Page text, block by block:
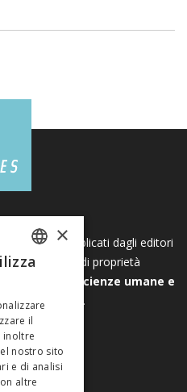
le riviste pubblicati dagli editori
Libreo.ch è di proprietà
editori di scienze umane e
scopo di lucro.
FRENCH
×
il
inoltre
nostro sito
e di analisi
altre